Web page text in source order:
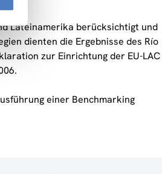
Lateinamerika berücksichtigt und
dienten die Ergebnisse des Río
zur Einrichtung der EU-LAC
einer Benchmarking